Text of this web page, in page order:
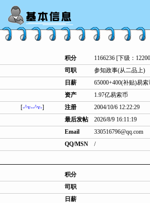
积分 1166236 [下级：
司职 参知政事(从二品上)
日薪 65000+400(补贴)易索
资产 1.97亿易索币
[-^v--^v-] 注册
2004/10/6 12:22:29
最后发帖
2026/8/9 16:11:19
Email
330516796@qq.com
QQ/MSN /
积分
司职
日薪